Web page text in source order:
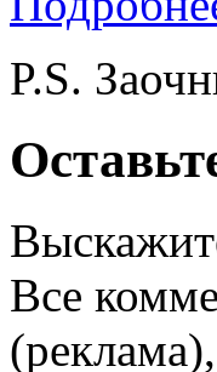
P.S.
Все